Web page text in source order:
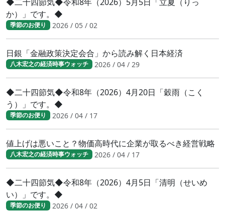
か）」です。◆
季節のお便り 2026 / 05 / 02
日銀「金融政策決定会合」から読み解く日本経済
八木宏之の経済時事ウォッチ 2026 / 04 / 29
◆二十四節気◆令和8年（2026）4月20日「穀雨（こく
う）」です。◆
季節のお便り 2026 / 04 / 17
値上げは悪いこと？物価高時代に企業が取るべき経営戦略
八木宏之の経済時事ウォッチ 2026 / 04 / 17
◆二十四節気◆令和8年（2026）4月5日「清明（せいめ
い）」です。◆
季節のお便り 2026 / 04 / 02